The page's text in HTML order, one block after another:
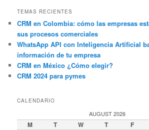
TEMAS RECIENTES
CRM en Colombia: cómo las empresas
sus procesos comerciales
WhatsApp API con Inteligencia Artificial
información de tu empresa
CRM en México ¿Cómo elegir?
CRM 2024 para pymes
CALENDARIO
AUGUST 2026
M T W T F